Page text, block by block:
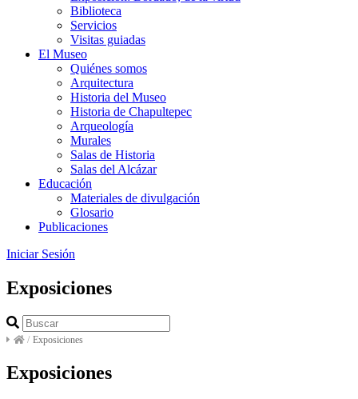
Biblioteca
Servicios
Visitas guiadas
El Museo
Quiénes somos
Arquitectura
Historia del Museo
Historia de Chapultepec
Arqueología
Murales
Salas de Historia
Salas del Alcázar
Educación
Materiales de divulgación
Glosario
Publicaciones
Iniciar Sesión
Exposiciones
/ Exposiciones
Exposiciones